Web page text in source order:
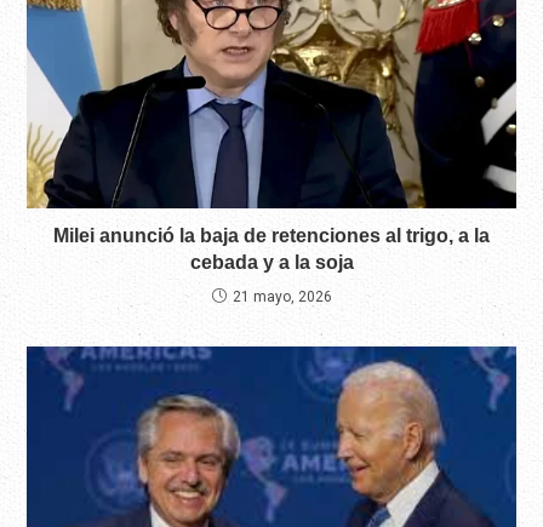
Milei anunció la baja de retenciones al trigo, a la
cebada y a la soja
21 mayo, 2026